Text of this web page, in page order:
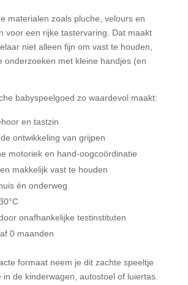
materialen zoals pluche, velours en
voor een rijke tastervaring. Dat maakt
niet alleen fijn om vast te houden,
onderzoeken met kleine handjes (en
babyspeelgoed zo waardevol maakt:
en tastzin
ontwikkeling van grijpen
motoriek en hand-oogcoördinatie
makkelijk vast te houden
én onderweg
onafhankelijke testinstituten
0 maanden
formaat neem je dit zachte speeltje
in de kinderwagen, autostoel of luiertas.